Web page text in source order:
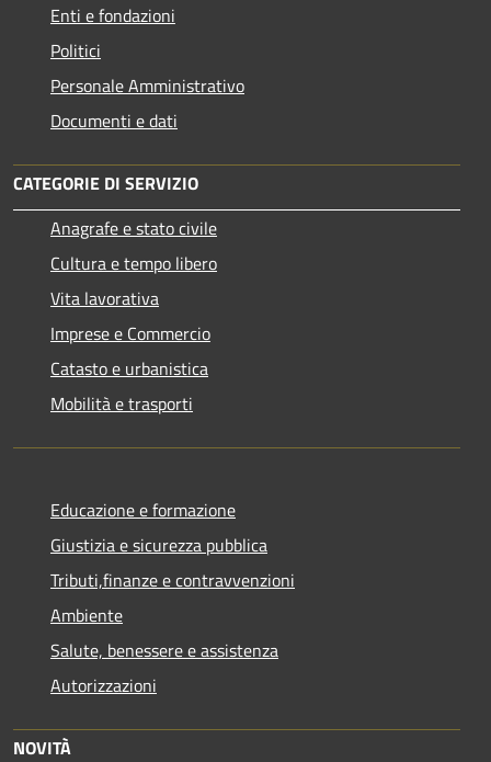
Enti e fondazioni
Politici
Personale Amministrativo
Documenti e dati
CATEGORIE DI SERVIZIO
Anagrafe e stato civile
Cultura e tempo libero
Vita lavorativa
Imprese e Commercio
Catasto e urbanistica
Mobilità e trasporti
Educazione e formazione
Giustizia e sicurezza pubblica
Tributi,finanze e contravvenzioni
Ambiente
Salute, benessere e assistenza
Autorizzazioni
NOVITÀ